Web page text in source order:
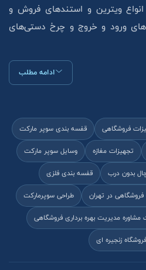
ویترین و استند‌های فروش و
ورود و خروج و چرخ دستی‌های
ادامه مطلب
فروشگاهی
قفسه بندی سوپر مارکت
تجهیزات مغازه
وسایل سوپر مارکت
بدون درب
قفسه بندی فلزی
در تهران
طراحی سوپرمارکت
مشاوره مدیریت بهره برداری فروشگاهی
زنجیره ای